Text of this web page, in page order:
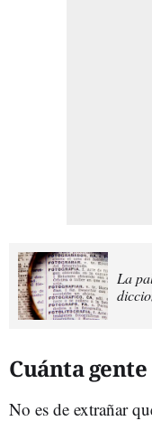
La
Cuánta
No es de extrañar